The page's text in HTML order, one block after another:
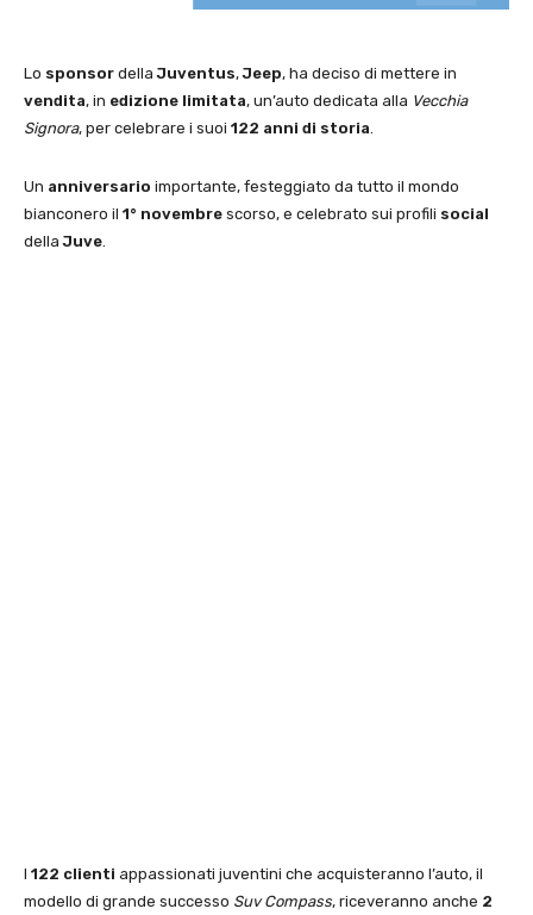
Lo sponsor dellaJuventus,Jeep, ha deciso di mettere in
vendita, in edizione limitata, un’auto dedicata alla Vecchia
Signora, per celebrare i suoi 122 anni di storia
Un anniversario importante, festeggiato da tutto il mondo
bianconero il 1° novembre scorso, e celebrato sui profili social
dellaJuve
I 122 clienti appassionati juventini che acquisteranno l’auto, il
modello di grande successo Suv Compass, riceveranno anche 2